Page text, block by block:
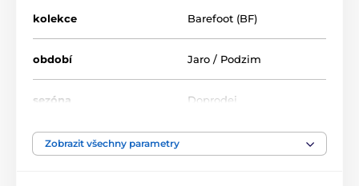
kolekce Barefoot (BF)
období Jaro / Podzim
sezóna Doprodej
šíře chodidla
Zobrazit všechny parametry